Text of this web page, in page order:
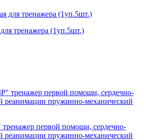
тренажера (1уп.5шт.)
первой помощи, сердечно-
реанимации пружинно-механический